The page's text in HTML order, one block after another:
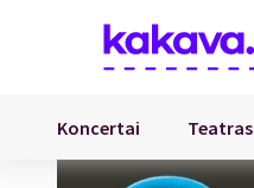
Koncertai Teatras